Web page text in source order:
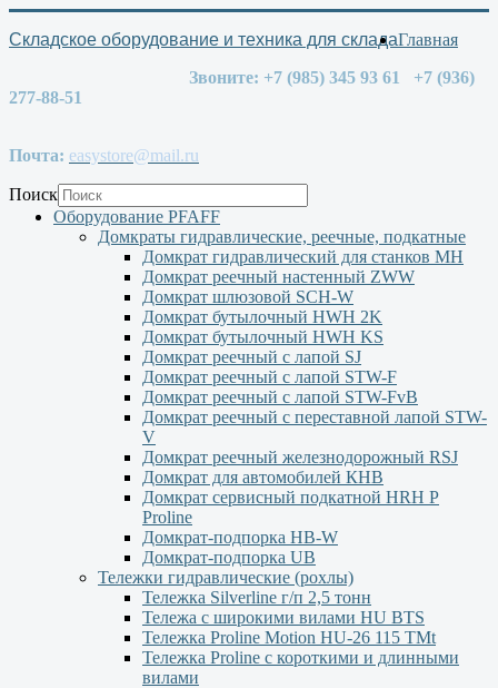
Складское оборудование и техника для склада
Звоните: +7 (985) 345 93 61 +7 (936)
277-88-51
Почта: easystore@mail.ru
Поиск
Главная
Оборудование PFAFF
Домкраты гидравлические, реечные, подкатные
Домкрат гидравлический для станков МН
Домкрат реечный настенный ZWW
Домкрат шлюзовой SCH-W
Домкрат бутылочный HWH 2K
Домкрат бутылочный HWH KS
Домкрат реечный с лапой SJ
Домкрат реечный с лапой STW-F
Домкрат реечный с лапой STW-FvB
Домкрат реечный с переставной лапой STW-
V
Домкрат реечный железнодорожный RSJ
Домкрат для автомобилей КНВ
Домкрат сервисный подкатной НRH P
Proline
Домкрат-подпорка HB-W
Домкрат-подпорка UB
Тележки гидравлические (рохлы)
Тележка Silverline г/п 2,5 тонн
Тележа с широкими вилами HU BTS
Тележка Proline Motion HU-26 115 TMt
Тележка Proline с короткими и длинными
вилами